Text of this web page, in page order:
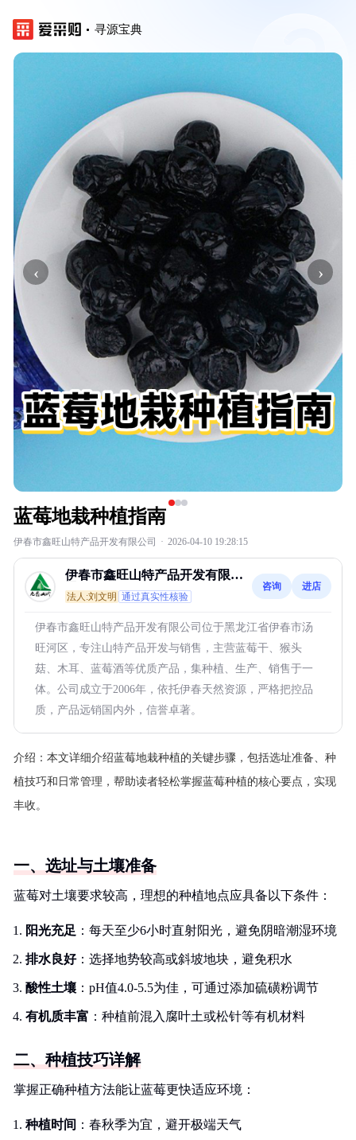
寻源宝典
‹ ›
蓝莓地栽种植指南
伊春市鑫旺山特产品开发有限公司 · 2026-04-10 19:28:15
伊春市鑫旺山特产品开发有限公
司
法人:刘文明 通过真实性核验
咨询 进店
伊春市鑫旺山特产品开发有限公司位于黑龙江省伊春市汤
旺河区，专注山特产品开发与销售，主营蓝莓干、猴头
菇、木耳、蓝莓酒等优质产品，集种植、生产、销售于一
体。公司成立于2006年，依托伊春天然资源，严格把控品
质，产品远销国内外，信誉卓著。
介绍： 本文详细介绍蓝莓地栽种植的关键步骤，包括选址准备、种
植技巧和日常管理，帮助读者轻松掌握蓝莓种植的核心要点，实现
丰收。
一、选址与土壤准备
蓝莓对土壤要求较高，理想的种植地点应具备以下条件：
阳光充足 ：每天至少6小时直射阳光，避免阴暗潮湿环境
排水良好：选择地势较高或斜坡地块，避免积水
酸性土壤 ：pH值4.0-5.5为佳，可通过添加硫磺粉调节
有机质丰富 ：种植前混入腐叶土或松针等有机材料
二、种植技巧详解
掌握正确种植方法能让蓝莓更快适应环境：
种植时间 ：春秋季为宜，避开极端天气